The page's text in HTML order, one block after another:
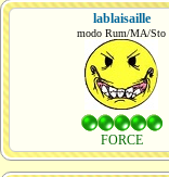
lablaisaille
modo Rum/MA/Sto
FORCE